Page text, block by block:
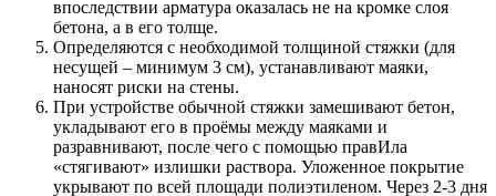
впоследствии арматура оказалась не на кромке слоя
бетона, а в его толще.
Определяются с необходимой толщиной стяжки (для
несущей – минимум 3 см), устанавливают маяки,
наносят риски на стены.
При устройстве обычной стяжки замешивают бетон,
укладывают его в проёмы между маяками и
разравнивают, после чего с помощью правИла
«стягивают» излишки раствора. Уложенное покрытие
укрывают по всей площади полиэтиленом. Через 2-3 дня